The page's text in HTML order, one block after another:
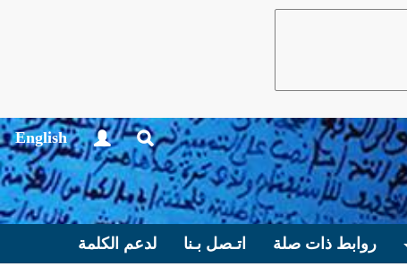
English
روابط ذات صلة اتـصل بـنا لدعم الكلمة